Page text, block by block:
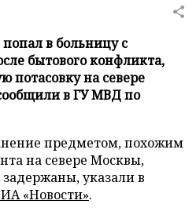
в больницу с
бытового конфликта,
потасовку на севере
в ГУ МВД по
предметом, похожим
на севере Москвы,
указали в
«Новости».